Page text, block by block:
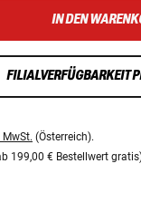
IN DEN
FILIALVERFÜGBARKEIT
(Österreich).
199,00 € Bestellwert